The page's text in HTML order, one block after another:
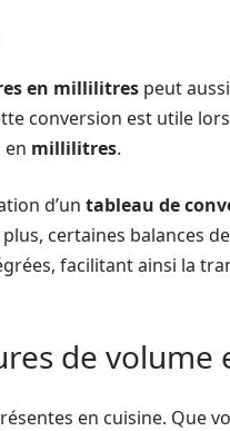
en millilitres peut
conversion est utile
en millilitres.
d’un tableau de
certaines balances
facilitant ainsi la
de volume
en cuisine. Que